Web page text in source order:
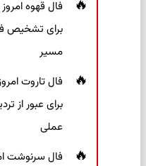
برای تشخیص
مسیر
برای عبور از
عملی